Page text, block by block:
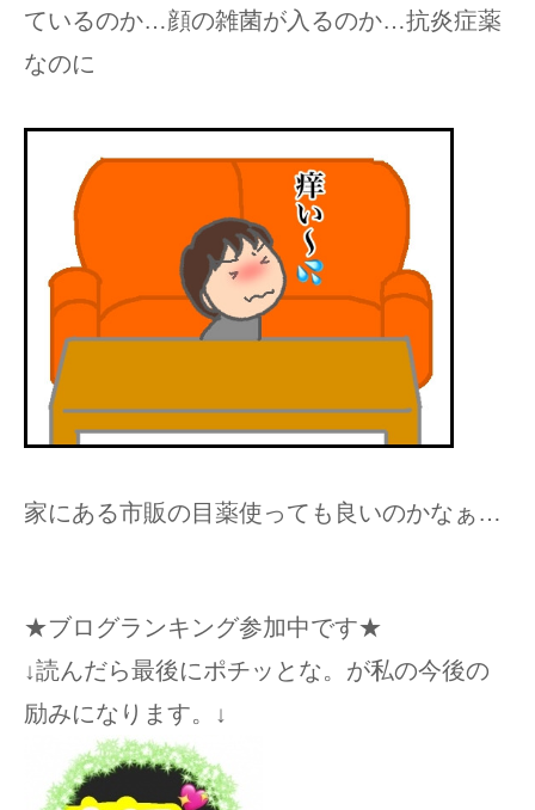
ているのか…顔の雑菌が入るのか…抗炎症薬
なのに
家にある市販の目薬使っても良いのかなぁ…
★ブログランキング参加中です★
↓読んだら最後にポチッとな。が私の今後の
励みになります。↓